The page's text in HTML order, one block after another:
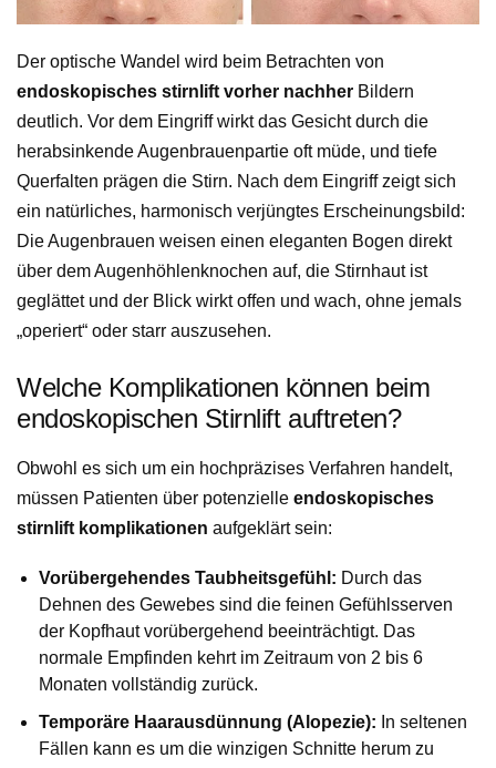
Der optische Wandel wird beim Betrachten von
endoskopisches stirnlift vorher nachher Bildern
deutlich. Vor dem Eingriff wirkt das Gesicht durch die
herabsinkende Augenbrauenpartie oft müde, und tiefe
Querfalten prägen die Stirn. Nach dem Eingriff zeigt sich
ein natürliches, harmonisch verjüngtes Erscheinungsbild:
Die Augenbrauen weisen einen eleganten Bogen direkt
über dem Augenhöhlenknochen auf, die Stirnhaut ist
geglättet und der Blick wirkt offen und wach, ohne jemals
„operiert“ oder starr auszusehen.
Welche Komplikationen können beim
endoskopischen Stirnlift auftreten?
Obwohl es sich um ein hochpräzises Verfahren handelt,
müssen Patienten über potenzielle endoskopisches
stirnlift komplikationen aufgeklärt sein:
Vorübergehendes Taubheitsgefühl: Durch das
Dehnen des Gewebes sind die feinen Gefühlsserven
der Kopfhaut vorübergehend beeinträchtigt. Das
normale Empfinden kehrt im Zeitraum von 2 bis 6
Monaten vollständig zurück.
Temporäre Haarausdünnung (Alopezie): In seltenen
Fällen kann es um die winzigen Schnitte herum zu